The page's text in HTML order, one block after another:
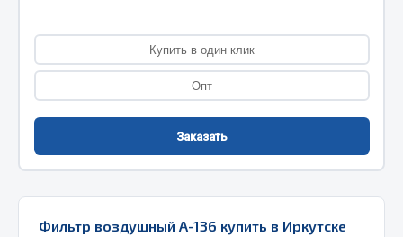
Camozzi
Трубки, муфты, гайки
Купить в один клик
Опт
Заказать
Фильтр воздушный А-136 купить в Иркутске